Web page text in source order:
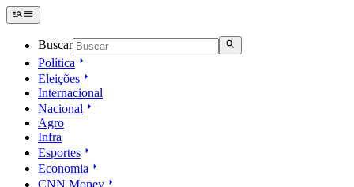
Buscar
Política
Eleições
Internacional
Nacional
Agro
Infra
Esportes
Economia
CNN Money